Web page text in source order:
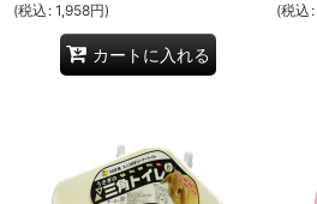
(税込 : 1,958円)
カートに入れる
(税込 :